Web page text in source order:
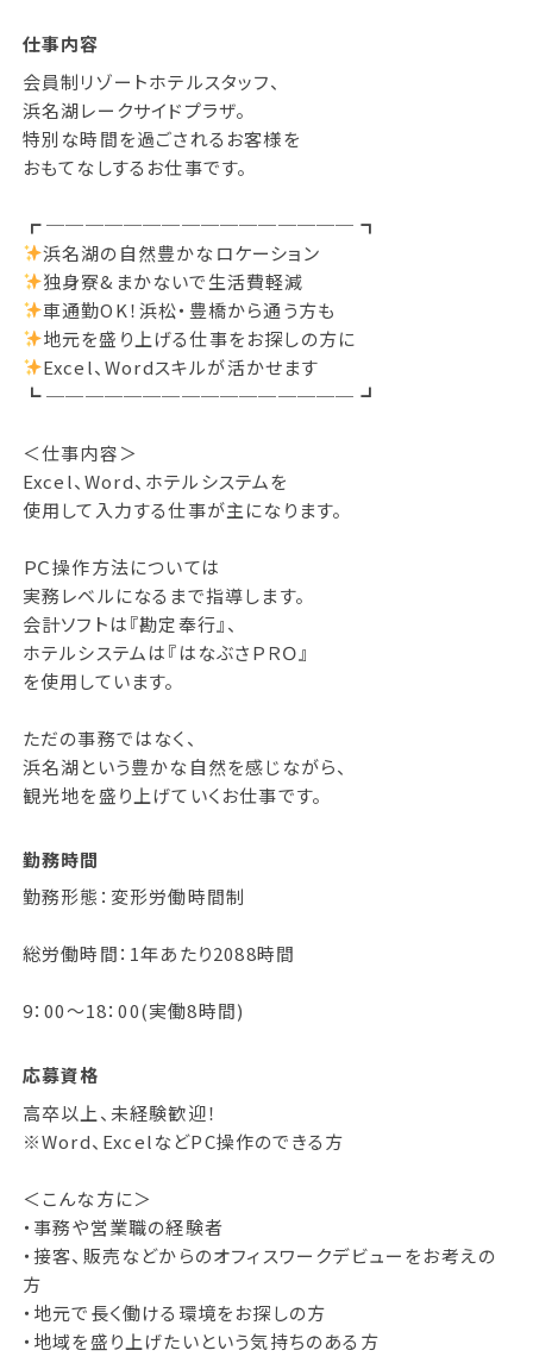
仕事内容
会員制リゾートホテルスタッフ、
浜名湖レークサイドプラザ。
特別な時間を過ごされるお客様を
おもてなしするお仕事です。
┏ ──────────────── ┓
浜名湖の自然豊かなロケーション
独身寮&まかないで生活費軽減
車通勤OK！浜松・豊橋から通う方も
地元を盛り上げる仕事をお探しの方に
Excel、Wordスキルが活かせます
┗ ──────────────── ┛
＜仕事内容＞
Excel、Word、ホテルシステムを
使用して入力する仕事が主になります。
ＰＣ操作方法については
実務レベルになるまで指導します。
会計ソフトは『勘定奉行』、
ホテルシステムは『はなぶさＰＲＯ』
を使用しています。
ただの事務ではなく、
浜名湖という豊かな自然を感じながら、
観光地を盛り上げていくお仕事です。
勤務時間
勤務形態：変形労働時間制
総労働時間：1年あたり2088時間
9：00～18：00(実働8時間)
応募資格
高卒以上、未経験歓迎！
※Word、ExcelなどPC操作のできる方
＜こんな方に＞
・事務や営業職の経験者
・接客、販売などからのオフィスワークデビューをお考えの
方
・地元で長く働ける環境をお探しの方
・地域を盛り上げたいという気持ちのある方